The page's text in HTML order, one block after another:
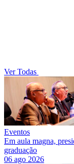
Ver Todas
Eventos
Em aula magna,
graduação
06 ago 2026